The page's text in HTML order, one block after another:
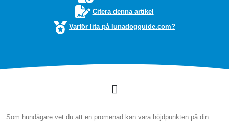
Citera denna artikel
Varför lita på lunadogguide.com?
Som hundägare vet du att en promenad kan vara höjdpunkten på din